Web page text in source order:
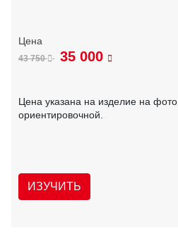
43 750 35 000
Цена указана на изделие на
ориентировочной.
ИЗУЧИТЬ